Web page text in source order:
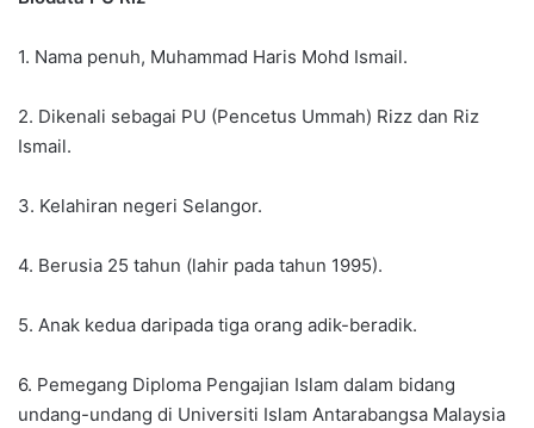
1. Nama penuh, Muhammad Haris Mohd Ismail.
2. Dikenali sebagai PU (Pencetus Ummah) Rizz dan Riz
Ismail.
3. Kelahiran negeri Selangor.
4. Berusia 25 tahun (lahir pada tahun 1995).
5. Anak kedua daripada tiga orang adik-beradik.
6. Pemegang Diploma Pengajian Islam dalam bidang
undang-undang di Universiti Islam Antarabangsa Malaysia